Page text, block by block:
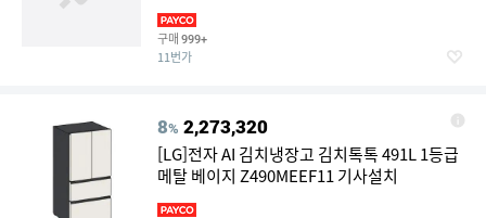
구매 999+
11번가
8% 2,273,320
[LG]전자 AI 김치냉장고 김치톡톡 491L 1등급
메탈 베이지 Z490MEEF11 기사설치